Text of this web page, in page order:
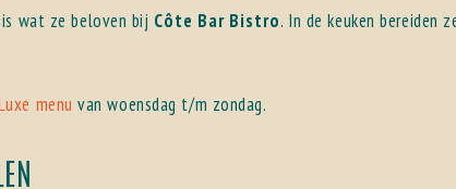
wat ze beloven bij Côte Bar Bistro. In de keuken bereiden
menu van woensdag t/m zondag.